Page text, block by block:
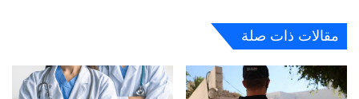
مقالات ذات صلة